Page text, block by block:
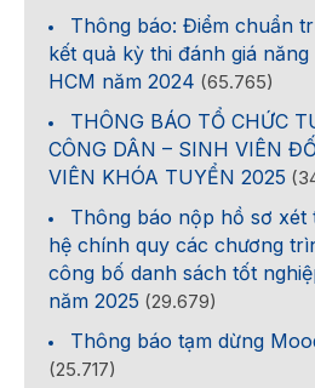
Thông báo: Điểm chuẩn
kết quả kỳ thi đánh giá
HCM năm 2024 (65.765)
THÔNG BÁO TỔ CHỨC
CÔNG DÂN – SINH VIÊN
VIÊN KHÓA TUYỂN 2025
Thông báo nộp hồ sơ xét
hệ chính quy các chương
công bố danh sách tốt
năm 2025 (29.679)
Thông báo tạm dừng
(25.717)